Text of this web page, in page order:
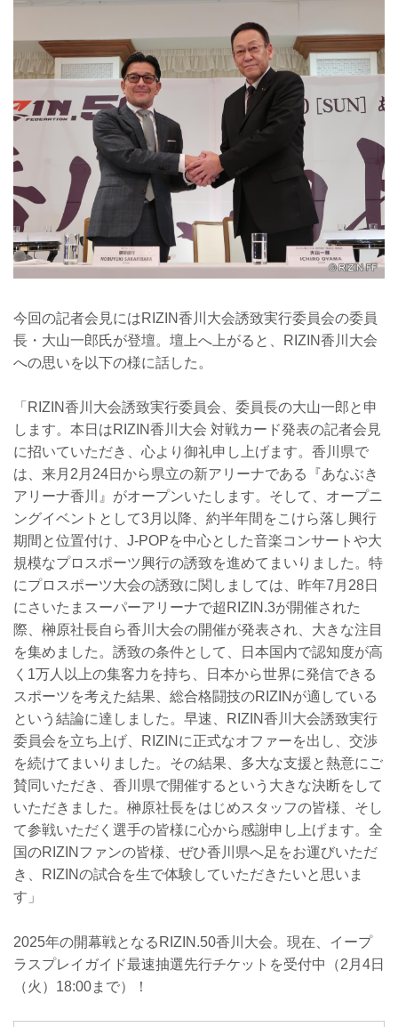
今回の記者会見にはRIZIN香川大会誘致実行委員会の委員
長・大山一郎氏が登壇。壇上へ上がると、RIZIN香川大会
への思いを以下の様に話した。
「RIZIN香川大会誘致実行委員会、委員長の大山一郎と申
します。本日はRIZIN香川大会 対戦カード発表の記者会見
に招いていただき、心より御礼申し上げます。香川県で
は、来月2月24日から県立の新アリーナである『あなぶき
アリーナ香川』がオープンいたします。そして、オープニ
ングイベントとして3月以降、約半年間をこけら落し興行
期間と位置付け、J-POPを中心とした音楽コンサートや大
規模なプロスポーツ興行の誘致を進めてまいりました。特
にプロスポーツ大会の誘致に関しましては、昨年7月28日
にさいたまスーパーアリーナで超RIZIN.3が開催された
際、榊原社長自ら香川大会の開催が発表され、大きな注目
を集めました。誘致の条件として、日本国内で認知度が高
く1万人以上の集客力を持ち、日本から世界に発信できる
スポーツを考えた結果、総合格闘技のRIZINが適している
という結論に達しました。早速、RIZIN香川大会誘致実行
委員会を立ち上げ、RIZINに正式なオファーを出し、交渉
を続けてまいりました。その結果、多大な支援と熱意にご
賛同いただき、香川県で開催するという大きな決断をして
いただきました。榊原社長をはじめスタッフの皆様、そし
て参戦いただく選手の皆様に心から感謝申し上げます。全
国のRIZINファンの皆様、ぜひ香川県へ足をお運びいただ
き、RIZINの試合を生で体験していただきたいと思いま
す」
2025年の開幕戦となるRIZIN.50香川大会。現在、イープ
ラスプレイガイド最速抽選先行チケットを受付中（2月4日
（火）18:00まで）！